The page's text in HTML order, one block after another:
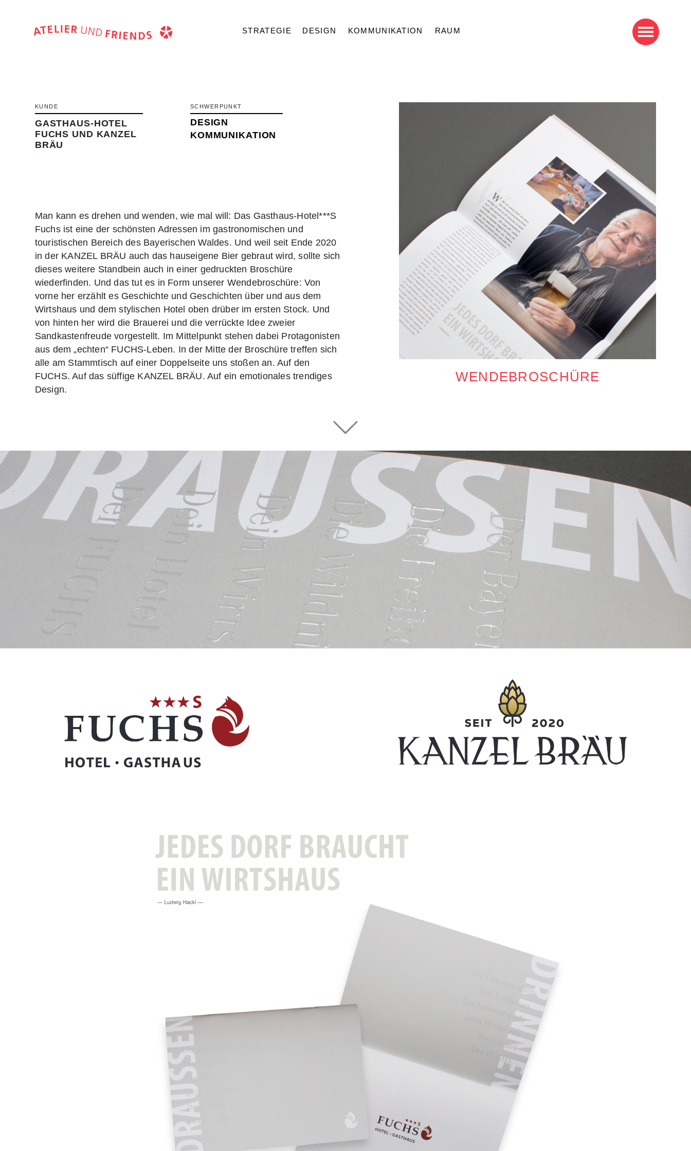
Wenig Zeit?
Dann nehmen Sie gerne direkt Kontakt auf!
Freuen Sie sich auf ein unverbindliches
Beratungsgespräch mit „AHA!“-Erlebnis.
Projekte
STRATEGIE DESIGN KOMMUNIKATION RAUM
KUNDE
GASTHAUS-HOTEL
FUCHS UND KANZEL
BRÄU
SCHWERPUNKT
DESIGN
KOMMUNIKATION
Man kann es drehen und wenden, wie mal will: Das Gasthaus-Hotel***S
Fuchs ist eine der schönsten Adressen im gastronomischen und
touristischen Bereich des Bayerischen Waldes. Und weil seit Ende 2020
in der KANZEL BRÄU auch das hauseigene Bier gebraut wird, sollte sich
dieses weitere Standbein auch in einer gedruckten Broschüre
wiederfinden. Und das tut es in Form unserer Wendebroschüre: Von
vorne her erzählt es Geschichte und Geschichten über und aus dem
Wirtshaus und dem stylischen Hotel oben drüber im ersten Stock. Und
von hinten her wird die Brauerei und die verrückte Idee zweier
Sandkastenfreude vorgestellt. Im Mittelpunkt stehen dabei Protagonisten
aus dem „echten“ FUCHS-Leben. In der Mitte der Broschüre treffen sich
alle am Stammtisch auf einer Doppelseite uns stoßen an. Auf den
FUCHS. Auf das süffige KANZEL BRÄU. Auf ein emotionales trendiges
Design.
WENDEBROSCHÜRE